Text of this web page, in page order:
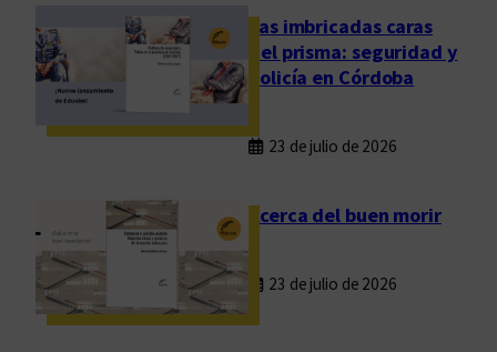
d
e
r
d
e
í
Las imbricadas caras
del prisma: seguridad y
policía en Córdoba
23 de julio de 2026
Acerca del buen morir
23 de julio de 2026